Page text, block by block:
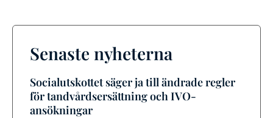
Senaste nyheterna
Socialutskottet säger ja till ändrade regler
för tandvårdsersättning och IVO-
ansökningar